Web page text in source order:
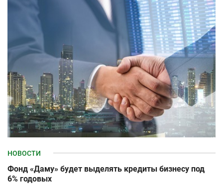
НОВОСТИ
Фонд «Даму» будет выделять кредиты бизнесу под
6% годовых